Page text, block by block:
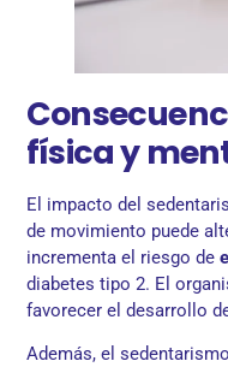
física y
El impacto del
de movimiento puede
incrementa el riesgo de
diabetes tipo 2. El
favorecer el desarrollo
Además, el